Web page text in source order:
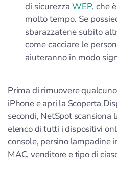
di sicurezza WEP, che
molto tempo. Se
sbarazzatene subito
come cacciare le
aiuteranno in modo
Prima di rimuovere
iPhone e apri la Scoperta
secondi, NetSpot
elenco di tutti i dispositivi
console, persino
MAC, venditore e tipo di